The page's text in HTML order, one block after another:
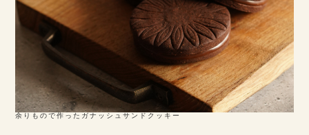
余りもので作ったガナッシュサンドクッキー